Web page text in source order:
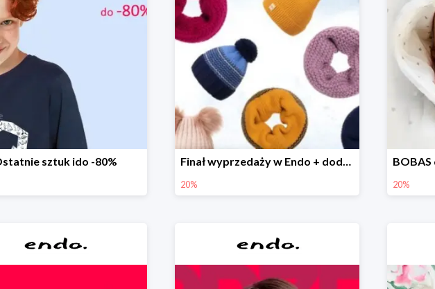
sztuk ido -80% Finał wyprzedaży w Endo + dodatkowe 2% rabatu
20% 20%